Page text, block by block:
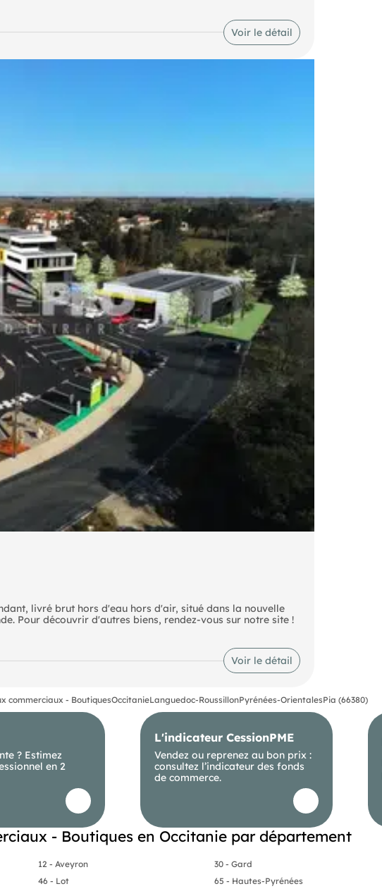
Voir le détail
livré brut hors d'eau hors d'air, situé dans la nouvelle
Pour découvrir d'autres biens, rendez-vous sur notre site !
Voir le détail
commerciaux - BoutiquesOccitanieLanguedoc-RoussillonPyrénées-OrientalesPia (66380)
? Estimez
en 2
L'indicateur CessionPME
Vendez ou reprenez au bon prix :
consultez l’indicateur des fonds
de commerce.
- Boutiques en Occitanie par département
12 - Aveyron 30 - Gard
46 - Lot 65 - Hautes-Pyrénées